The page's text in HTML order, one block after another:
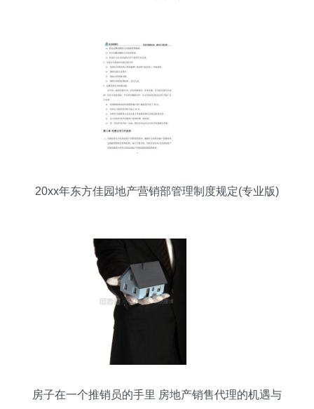
20xx年东方佳园地产营销部管理制度规定(专业版)
房子在一个推销员的手里 房地产销售代理的机遇与